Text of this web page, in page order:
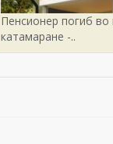
Пенсионер погиб во
катамаране -..